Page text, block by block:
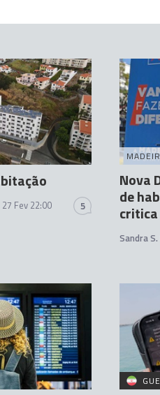
27 Fev 22:00 5
Nova
de
Sandra